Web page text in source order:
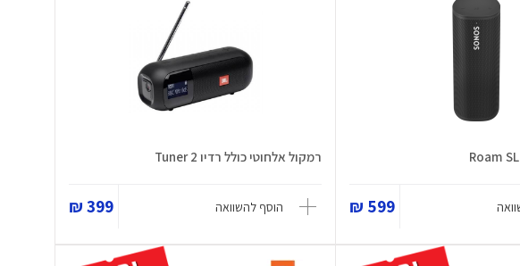
599 ₪
רמקול אלחוטי כולל רדיו Tuner 2
הוסף להשוואה 399 ₪